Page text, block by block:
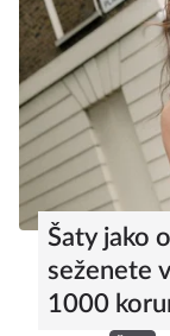
Šaty jako
seženete
1000